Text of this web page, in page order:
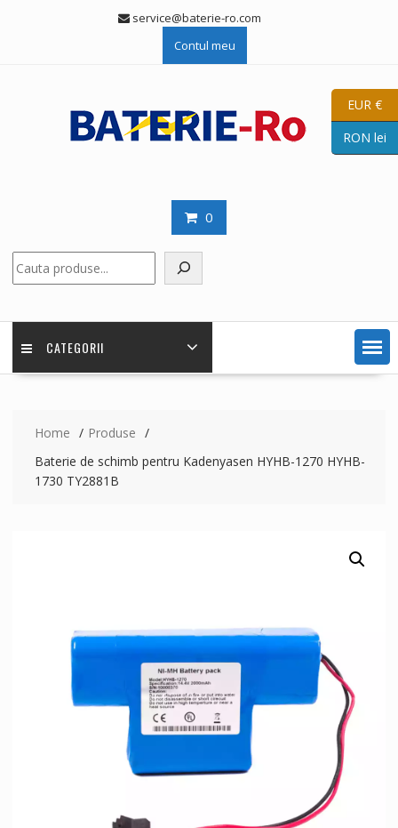
service@baterie-ro.com
Contul meu
0
CATEGORII
Home
Produse
Baterie de schimb pentru Kadenyasen HYHB-1270 HYHB-
1730 TY2881B
EUR €
RON lei